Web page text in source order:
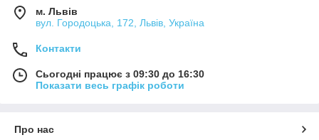
м. Львів
вул. Городоцька, 172, Львів, Україна
Контакти
Сьогодні працює з 09:30 до 16:30
Показати весь графік роботи
Про нас